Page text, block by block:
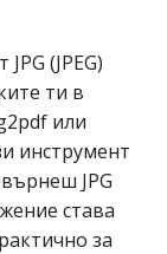
(JPEG)
ти в
или
инструмент
JPG
става
за